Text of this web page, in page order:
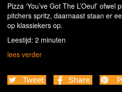
Pizza ‘You’ve Got The L’Oeuf’
pitchers spritz, daarnaast staan er
op klassiekers op.
Leestijd: 2 minuten
lees verder